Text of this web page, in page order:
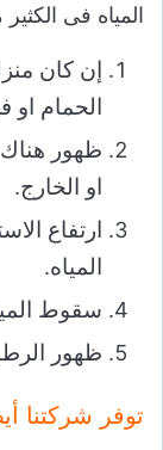
المياه فى
إن كان
الحمام او
ظهور
او الخارج.
ارتفاع
المياه.
سقوط
ظهور
توفر شركتنا